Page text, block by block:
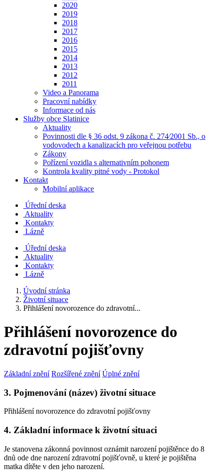
2020
2019
2018
2017
2016
2015
2014
2013
2012
2011
Video a Panorama
Pracovní nabídky
Informace od nás
Služby obce Slatinice
Aktuality
Povinnosti dle § 36 odst. 9 zákona č. 274⁄2001 Sb., o
vodovodech a kanalizacích pro veřejnou potřebu
Zákony
Pořízení vozidla s alternativním pohonem
Kontrola kvality pitné vody - Protokol
Kontakt
Mobilní aplikace
Úřední deska
Aktuality
Kontakty
Lázně
Úřední deska
Aktuality
Kontakty
Lázně
Úvodní stránka
Životní situace
Přihlášení novorozence do zdravotní...
Přihlášení novorozence do
zdravotní pojišťovny
Základní znění Rozšířené znění Úplné znění
3. Pojmenování (název) životní situace
Přihlášení novorozence do zdravotní pojišťovny
4. Základní informace k životní situaci
Je stanovena zákonná povinnost oznámit narození pojištěnce do 8
dnů ode dne narození zdravotní pojišťovně, u které je pojištěna
matka dítěte v den jeho narození.